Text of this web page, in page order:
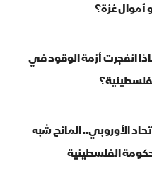
أموال غزة؟
انفجرت أزمة الوقود في
الأوروبي.. المانح شبه
الفلسطينية